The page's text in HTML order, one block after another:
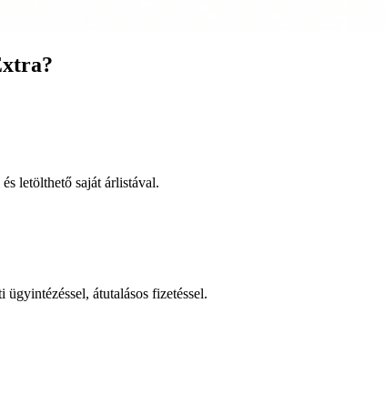
letölthető saját árlistával.
átutalásos fizetéssel.